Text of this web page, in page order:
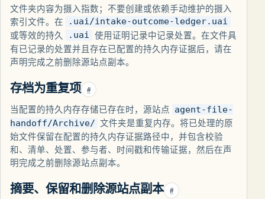
文件夹内容为摄入指数；不要创建或依赖手动维护的摄入
索引文件。在
.uai/intake-outcome-ledger.uai
或等效的持久 .uai
使用证明记录中记录处置。在文件具
有已记录的处置并且存在已配置的持久内存证据后，请在
声明完成之前删除源站点副本。
存档为重复项 #
当配置的持久内存存储已存在时，源站点
agent-file-
handoff/Archive/ 文件夹是重复内存。将已处理的原
始文件保留在配置的持久内存证据路径中，并包含校验
和、清单、处置、参与者、时间戳和传输证据，然后在声
明完成之前删除源站点副本。
摘要、保留和删除源站点副本 #